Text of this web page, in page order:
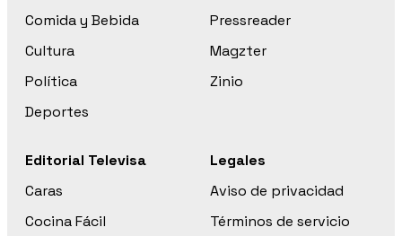
Comida y Bebida
Cultura
Política
Deportes
Pressreader
Magzter
Zinio
Editorial Televisa
Caras
Cocina Fácil
Legales
Aviso de privacidad
Términos de servicio